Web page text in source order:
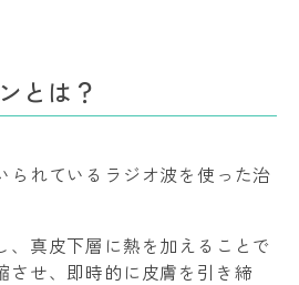
とは？
られているラジオ波を使った治
、真皮下層に熱を加えることで
させ、即時的に皮膚を引き締